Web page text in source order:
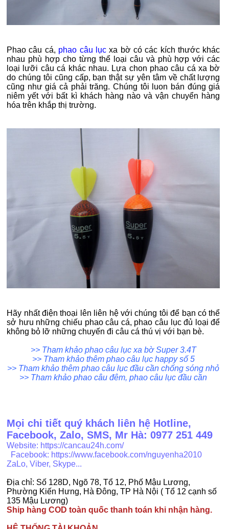
Phao câu cá, phao câu lụcxa bờ có các kích thước khác
nhau phù hợp cho từng thể loại câu và phù hợp với các
loại lưỡi câu cá khác nhau. Lựa chon phao câu cá xa bờ
do chúng tôi cũng cấp, bạn thật sự yên tâm về chất lượng
cũng như giá cả phải trăng. Chúng tôi luon bán đúng giá
niêm yết với bất kì khách hàng nào và vận chuyển hàng
hóa trên khắp thị trường.
Hãy nhất điện thoại lên liên hệ với chúng tôi để bạn có thể
sở hưu những chiếu phao câu cá, phao câu lục đủ loại để
không bỏ lỡ những chuyến đi câu cá thú vị với bạn bè.
>> Tham khảo phao câu lục xa bờ Super 3.4T
>> Tham khảo thêm phao câu lục happy số 5
>> Tham khảo thêm phao câu lục đầu cần chống sóng nhỏ
>> Tham khảo phao câu đêm, phao câu lục đầu cần
Mọi chi tiết quý khách liên hệ Hotline,
Facebook, Zalo, SMS, Mr Hà: 0977 251 449
Website: https://cancau24h.com/
Facebook: https://www.facebook.com/nguyenha2010
ZaLo, Viber, Skype...
Địa chỉ: Số 128D, Ngõ 78, Tổ 12, Phố Mậu Lương,
Phường Kiến Hưng, Hà Đông, TP Hà Nội ( Tổ 12 cạnh số
135 Mậu Lương)
Ship hàng COD toàn quốc thanh toán khi nhận hàng.